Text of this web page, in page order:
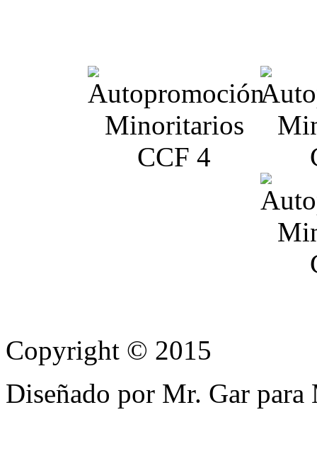
Copyright © 2015
Diseñado por Mr. Gar